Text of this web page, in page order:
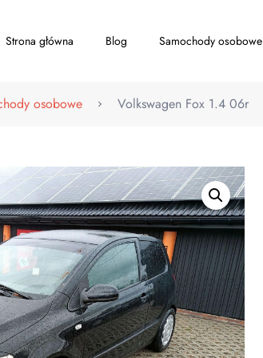
Strona główna Blog Samochody osobowe
osobowe Volkswagen Fox 1.4 06r